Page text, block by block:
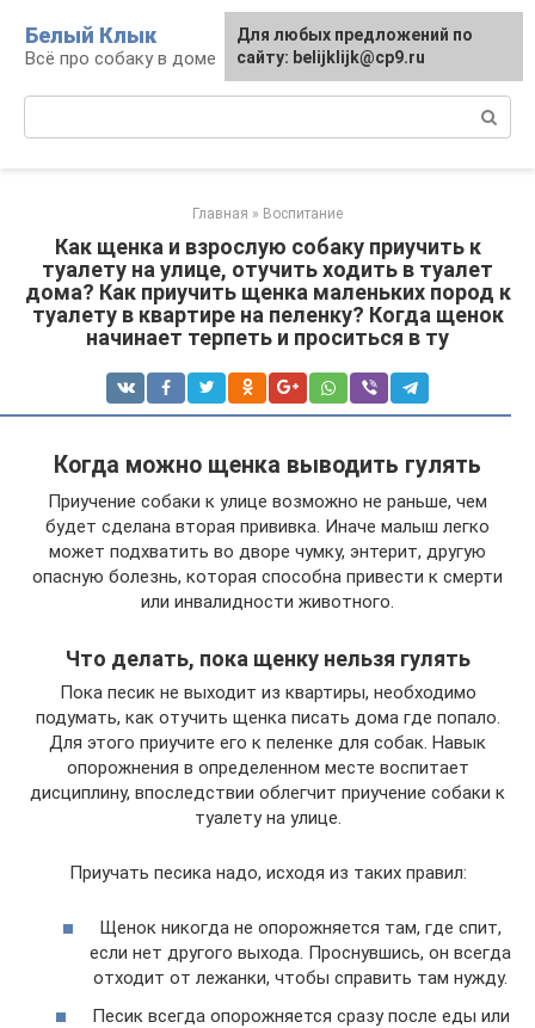
контенту
Белый Клык
Всё про собаку в доме
Главная » Воспитание
Как щенка и взрослую собаку приучить к
туалету на улице, отучить ходить в туалет
дома? Как приучить щенка маленьких пород к
туалету в квартире на пеленку? Когда щенок
начинает терпеть и проситься в ту
Когда можно щенка выводить гулять
Приучение собаки к улице возможно не раньше, чем
будет сделана вторая прививка. Иначе малыш легко
может подхватить во дворе чумку, энтерит, другую
опасную болезнь, которая способна привести к смерти
или инвалидности животного.
Что делать, пока щенку нельзя гулять
Пока песик не выходит из квартиры, необходимо
подумать, как отучить щенка писать дома где попало.
Для этого приучите его к пеленке для собак. Навык
опорожнения в определенном месте воспитает
дисциплину, впоследствии облегчит приучение собаки к
туалету на улице.
Приучать песика надо, исходя из таких правил:
Щенок никогда не опорожняется там, где спит,
если нет другого выхода. Проснувшись, он всегда
отходит от лежанки, чтобы справить там нужду.
Песик всегда опорожняется сразу после еды или
Для любых предложений по
сайту: belijklijk@cp9.ru